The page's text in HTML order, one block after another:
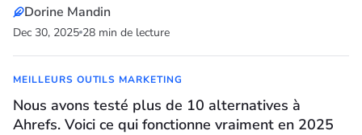
Dorine Mandin
Dec 30, 2025 28 min de lecture
MEILLEURS OUTILS MARKETING
Nous avons testé plus de 10 alternatives à
Ahrefs. Voici ce qui fonctionne vraiment en 2025